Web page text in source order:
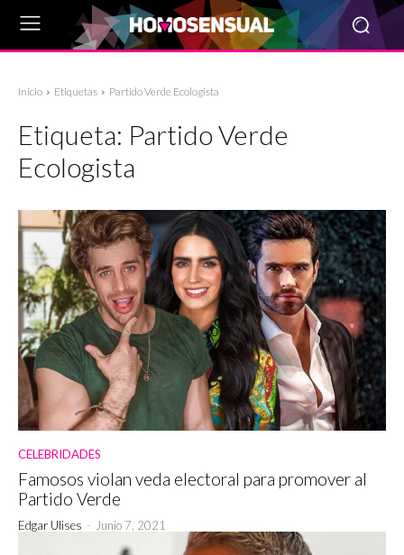
Inicio Etiquetas Partido Verde Ecologista
Etiqueta: Partido Verde
Ecologista
CELEBRIDADES
Famosos violan veda electoral para promover al
Partido Verde
Edgar Ulises - Junio 7, 2021